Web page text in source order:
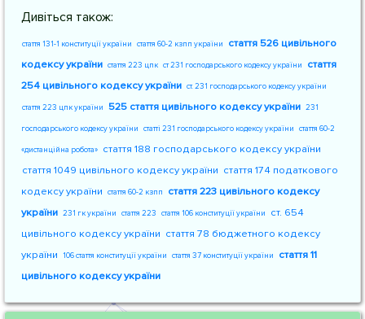
Дивіться також:
стаття 131-1 конституції україни стаття 60-2 кзпп україни
стаття 526 цивільного
кодексу україни стаття 223 цпк ст 231 господарського кодексу україни
стаття
254 цивільного кодексу україни ст. 231 господарського кодексу україни
стаття 223 цпк україни 525 стаття цивільного кодексу україни 231
господарського кодексу україни статті 231 господарського кодексу україни стаття 60-2
«дистанційна робота» стаття 188 господарського кодексу україни
стаття 1049 цивільного кодексу україни стаття 174 податкового
кодексу україни стаття 60-2 кзпп
стаття 223 цивільного кодексу
україни 231 гк україни стаття 223 стаття 106 конституції україни
ст. 654
цивільного кодексу україни стаття 78 бюджетного кодексу
україни 106 стаття конституції україни стаття 37 конституції україни
стаття 11
цивільного кодексу україни